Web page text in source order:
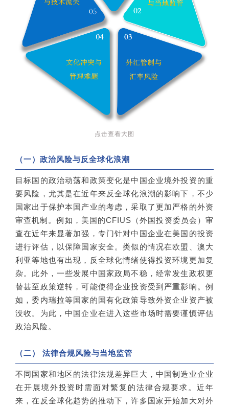
点击查看大图
（一）政治风险与反全球化浪潮
目标国的政治动荡和政策变化是中国企业境外投资的重
要风险，尤其是在近年来反全球化浪潮的影响下，不少
国家出于保护本国产业的考虑，采取了更加严格的外资
审查机制。例如，美国的CFIUS（外国投资委员会）审
查在近年来显著加强，专门针对中国企业在美国的投资
进行评估，以保障国家安全。类似的情况在欧盟、澳大
利亚等地也有出现，反全球化情绪使得投资环境更加复
杂。此外，一些发展中国家政局不稳，经常发生政权更
替甚至政策逆转，可能使得企业投资受到严重影响。例
如，委内瑞拉等国家的国有化政策导致外资企业资产被
没收。为此，中国企业在进入这些市场时需要谨慎评估
政治风险。
（二） 法律合规风险与当地监管
不同国家和地区的法律法规差异巨大，中国制造业企业
在开展境外投资时需面对繁复的法律合规要求。近年
来，在反全球化趋势的推动下，许多国家开始加大对外